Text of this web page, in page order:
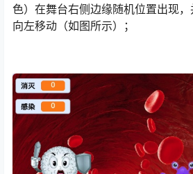
色）在舞台右侧边缘随机位置出现
向左移动（如图所示）；